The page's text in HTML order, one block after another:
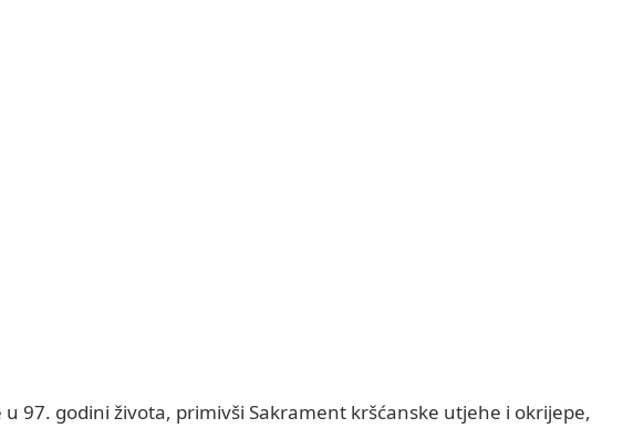
97. godini života, primivši Sakrament kršćanske utjehe i okrijepe,